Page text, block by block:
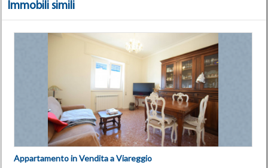
Immobili simili
Appartamento in Vendita a Viareggio